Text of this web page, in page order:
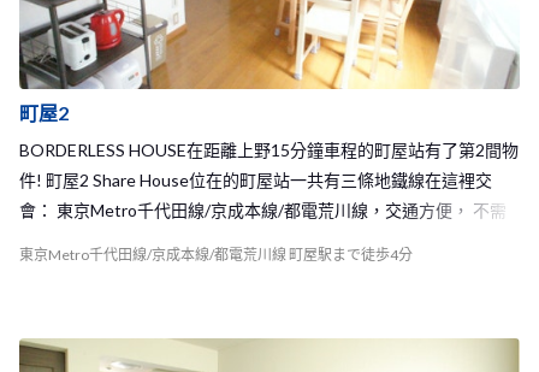
町屋2
BORDERLESS HOUSE在距離上野15分鐘車程的町屋站有了第2間物
件! 町屋2 Share House位在的町屋站一共有三條地鐵線在這裡交
會： 東京Metro千代田線/京成本線/都電荒川線，交通方便， 不需
也僅有一站的距離，3分鐘車程就能抵達， 對於熱愛逛街的你，町
東京Metro千代田線/京成本線/都電荒川線 町屋駅まで徒歩4分